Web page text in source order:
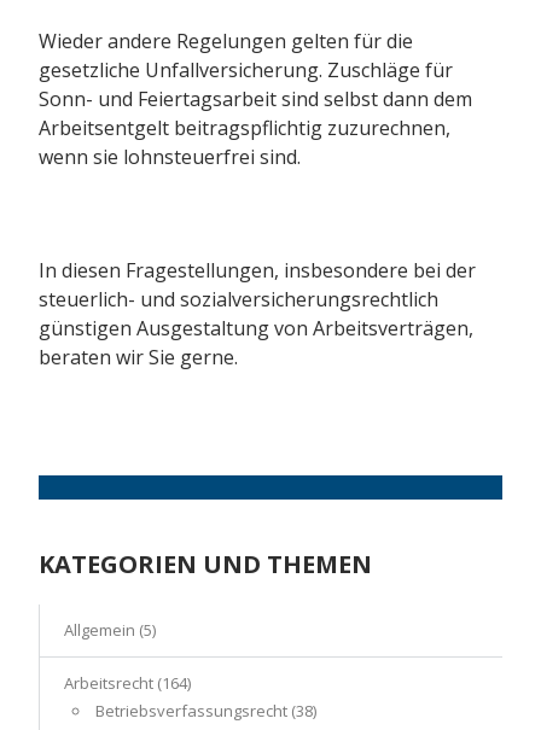
Wieder andere Regelungen gelten für die
gesetzliche Unfallversicherung. Zuschläge für
Sonn- und Feiertagsarbeit sind selbst dann dem
Arbeitsentgelt beitragspflichtig zuzurechnen,
wenn sie lohnsteuerfrei sind.
In diesen Fragestellungen, insbesondere bei der
steuerlich- und sozialversicherungsrechtlich
günstigen Ausgestaltung von Arbeitsverträgen,
beraten wir Sie gerne.
KATEGORIEN UND THEMEN
Allgemein (5)
Arbeitsrecht (164)
Betriebsverfassungsrecht (38)